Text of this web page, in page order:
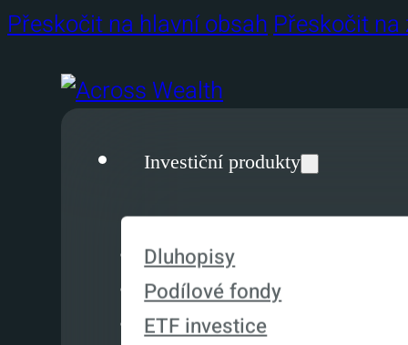
Přeskočit na hlavní obsahPřeskočit na
Investiční produkty
Dluhopisy
Podílové fondy
ETF investice